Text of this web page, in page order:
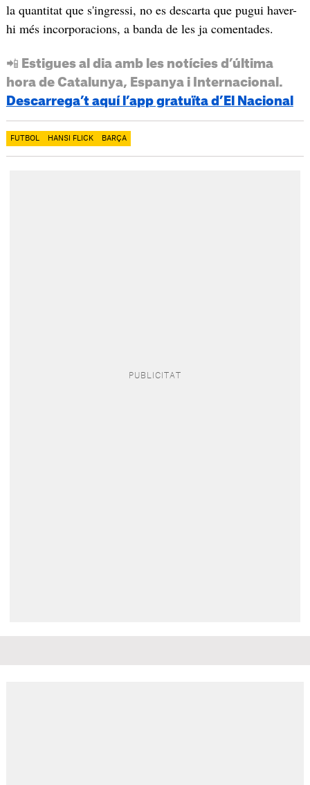
la quantitat que s'ingressi, no es descarta que pugui haver-
hi més incorporacions, a banda de les ja comentades.
📲 Estigues al dia amb les notícies d’última
hora de Catalunya, Espanya i Internacional.
Descarrega’t aquí l’app gratuïta d’El Nacional
FUTBOL HANSI FLICK BARÇA